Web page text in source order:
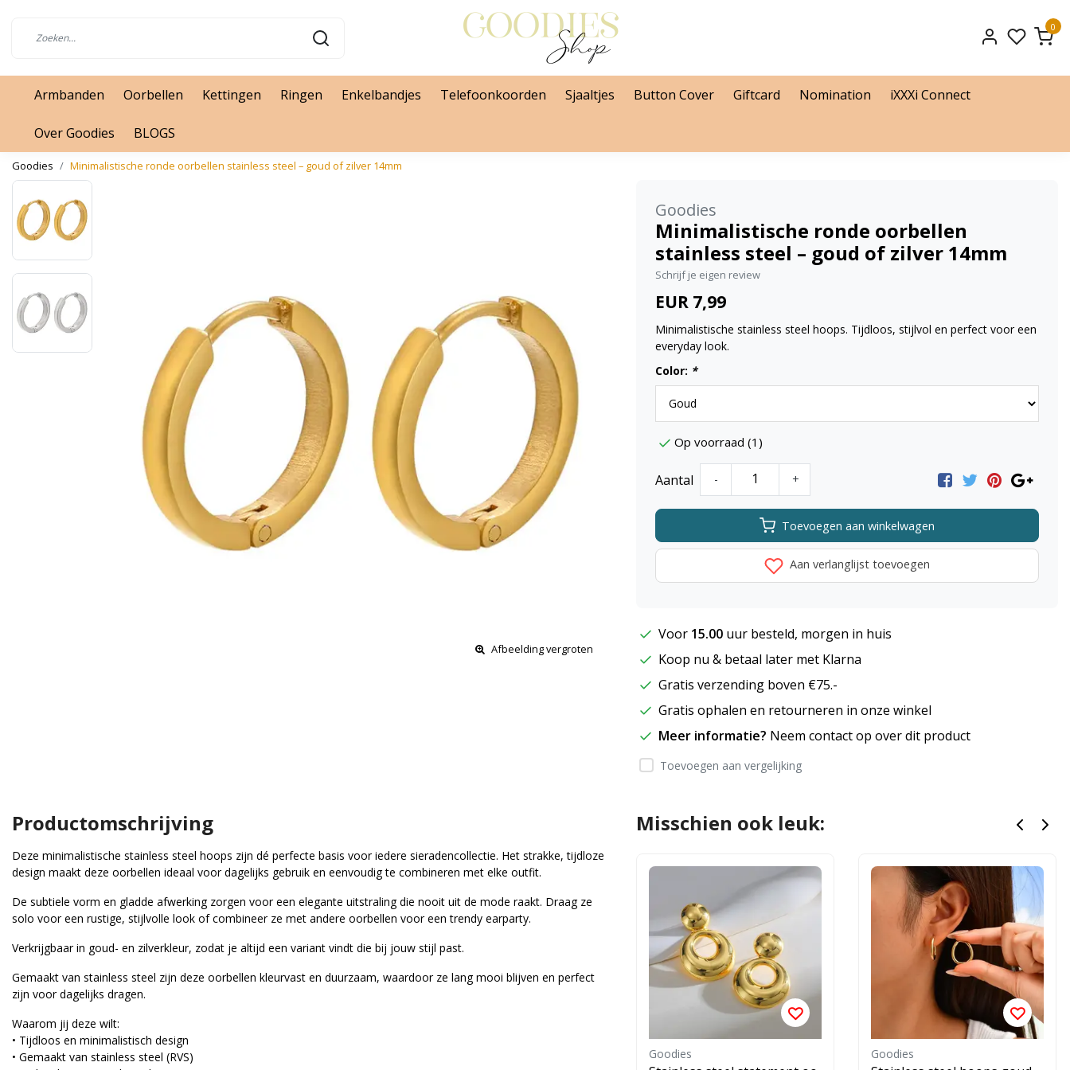
0
Armbanden Oorbellen Kettingen Ringen Enkelbandjes Telefoonkoorden Sjaaltjes Button Cover Giftcard Nomination iXXXi Connect
Over Goodies BLOGS
Goodies Minimalistische ronde oorbellen stainless steel – goud of zilver 14mm
Afbeelding vergroten
Goodies
Minimalistische ronde oorbellen
stainless steel – goud of zilver 14mm
Schrijf je eigen review
EUR 7,99
Minimalistische stainless steel hoops. Tijdloos, stijlvol en perfect voor een
everyday look.
Color: *
Op voorraad (1)
Aantal - +
Toevoegen aan winkelwagen
Aan verlanglijst toevoegen
Voor 15.00 uur besteld, morgen in huis
Koop nu & betaal later met Klarna
Gratis verzending boven €75.-
Gratis ophalen en retourneren in onze winkel
Meer informatie? Neem contact op over dit product
Toevoegen aan vergelijking
Productomschrijving
Deze minimalistische stainless steel hoops zijn dé perfecte basis voor iedere sieradencollectie. Het strakke, tijdloze
design maakt deze oorbellen ideaal voor dagelijks gebruik en eenvoudig te combineren met elke outfit.
De subtiele vorm en gladde afwerking zorgen voor een elegante uitstraling die nooit uit de mode raakt. Draag ze
solo voor een rustige, stijlvolle look of combineer ze met andere oorbellen voor een trendy earparty.
Verkrijgbaar in goud- en zilverkleur, zodat je altijd een variant vindt die bij jouw stijl past.
Gemaakt van stainless steel zijn deze oorbellen kleurvast en duurzaam, waardoor ze lang mooi blijven en perfect
zijn voor dagelijks dragen.
Waarom jij deze wilt:
• Tijdloos en minimalistisch design
• Gemaakt van stainless steel (RVS)
Misschien ook leuk:
Goodies Goodies